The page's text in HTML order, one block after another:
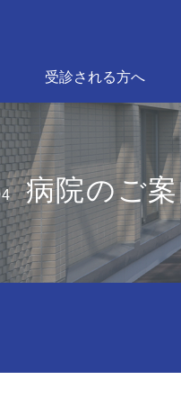
受診される方へ
病院のご